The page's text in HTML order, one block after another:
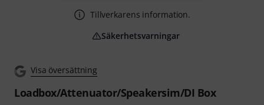
Visa översättning
Loadbox/Attenuator/Speakersim/DI Box
Tillverkarens information.
Säkerhetsvarningar